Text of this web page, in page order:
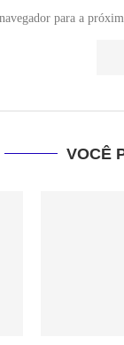
para a
VOCÊ